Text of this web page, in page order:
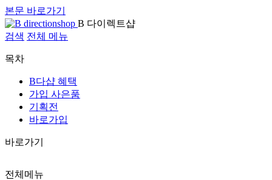
본문 바로가기
B 다이렉트샵
검색 전체 메뉴
목차
B다샵 혜택
가입 사은품
기획전
바로가입
바로가기
전체메뉴